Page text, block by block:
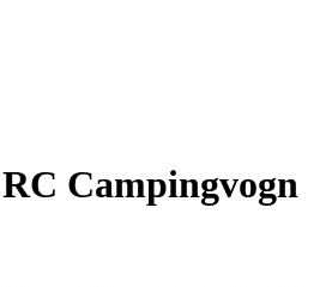
Campingvogn